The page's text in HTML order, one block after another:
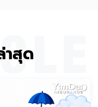
าสุด